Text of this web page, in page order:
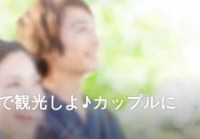
観光しよ♪カップルに